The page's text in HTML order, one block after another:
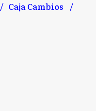
Caja Cambios